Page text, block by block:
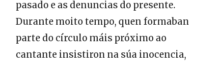
pasado e as denuncias do presente.
Durante moito tempo, quen formaban
parte do círculo máis próximo ao
cantante insistiron na súa inocencia,